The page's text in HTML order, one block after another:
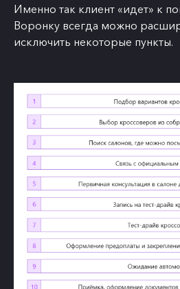
Именно так клиент «идет» к
Воронку всегда можно
исключить некоторые пункты.